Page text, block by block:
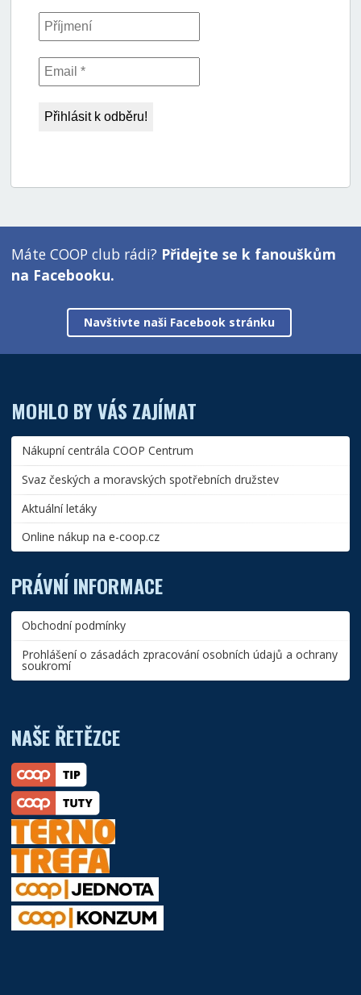
Máte COOP club rádi? Přidejte se k fanouškům
na Facebooku.
Navštivte naši Facebook stránku
MOHLO BY VÁS ZAJÍMAT
Nákupní centrála COOP Centrum
Svaz českých a moravských spotřebních družstev
Aktuální letáky
Online nákup na e-coop.cz
PRÁVNÍ INFORMACE
Obchodní podmínky
Prohlášení o zásadách zpracování osobních údajů a ochrany
soukromí
NAŠE ŘETĚZCE